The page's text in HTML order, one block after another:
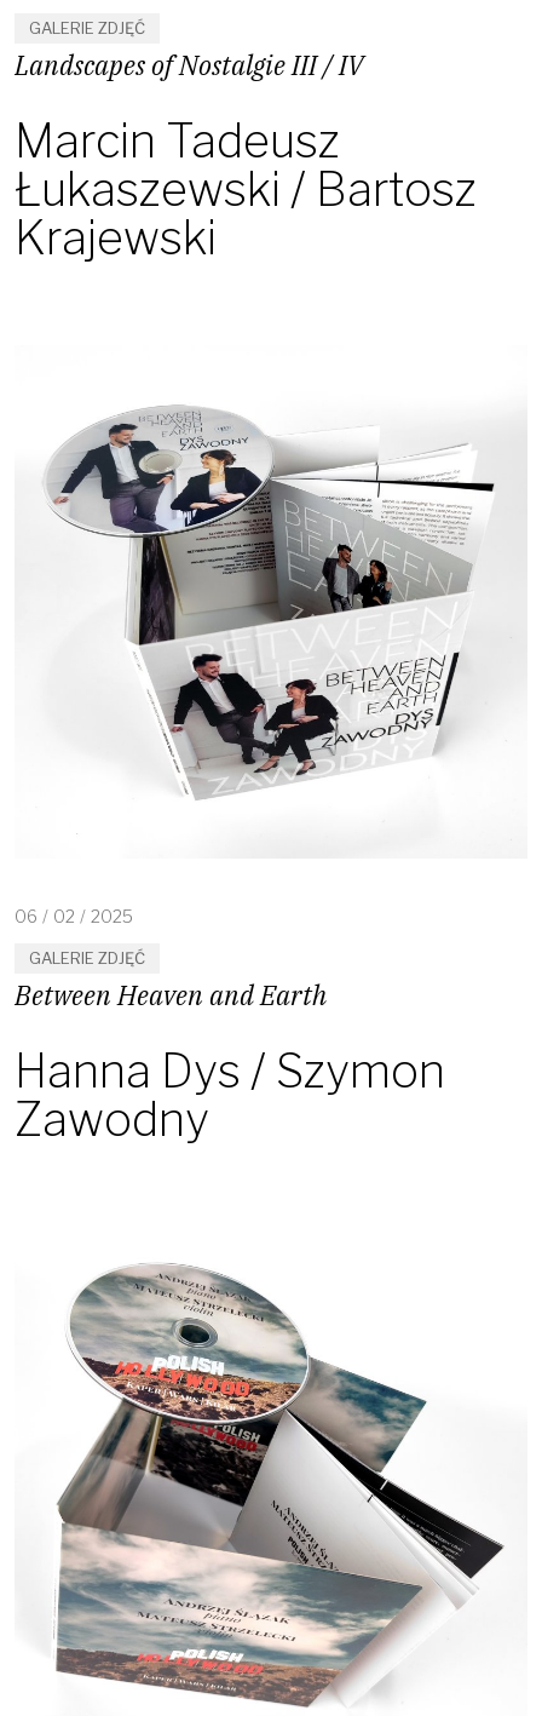
GALERIE ZDJĘĆ
Landscapes of Nostalgie III / IV
Marcin Tadeusz
Łukaszewski / Bartosz
Krajewski
06 / 02 / 2025
GALERIE ZDJĘĆ
Between Heaven and Earth
Hanna Dys / Szymon
Zawodny